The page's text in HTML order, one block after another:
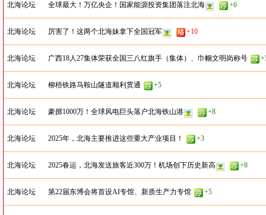
北海论坛 全球最大！万亿央企！国家能源投资集团落注北海 +6
北海论坛 厉害了！这两个北海妹拿下全国冠军 +10
北海论坛 广西18人27集体荣获全国三八红旗手（集体）、巾帼文明岗称号
北海论坛 柳梧铁路马鞍山隧道顺利贯通 +5
北海论坛 豪掷1000万！全球风电巨头落户北海铁山港 +8
北海论坛 2025年，北海主要推进这些重大产业项目！ +3
北海论坛 2025春运，北海发送旅客近300万！机场创下历史新高 +8
北海论坛 第22届东博会将首设AI专馆、新质生产力专馆 +5